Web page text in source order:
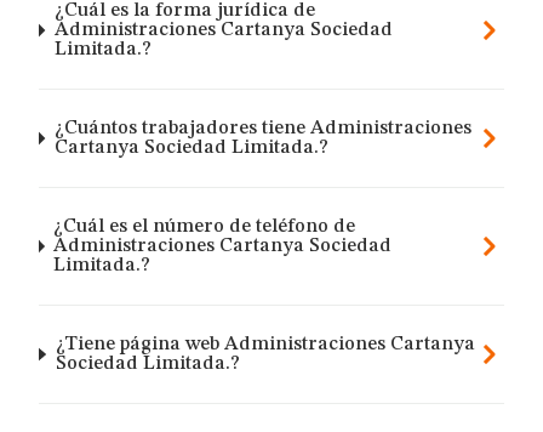
¿Cuál es la forma jurídica de
Administraciones Cartanya Sociedad
Limitada.?
¿Cuántos trabajadores tiene Administraciones
Cartanya Sociedad Limitada.?
¿Cuál es el número de teléfono de
Administraciones Cartanya Sociedad
Limitada.?
¿Tiene página web Administraciones Cartanya
Sociedad Limitada.?